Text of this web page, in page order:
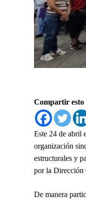
Compartir esto
Este 24 de abril
organización
estructurales y
por la Dirección
De manera